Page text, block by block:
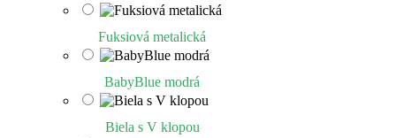
Fuksiová metalická
BabyBlue modrá
Biela s V klopou